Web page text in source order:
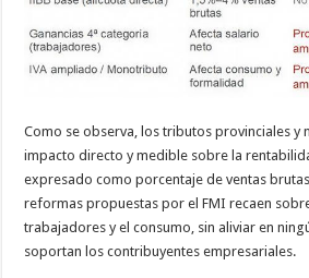
Como se observa, los tributos provinciales y
impacto directo y medible sobre la
expresado como porcentaje de ventas
reformas propuestas por el FMI recaen
trabajadores y el consumo, sin aliviar en
soportan los contribuyentes empresariales.